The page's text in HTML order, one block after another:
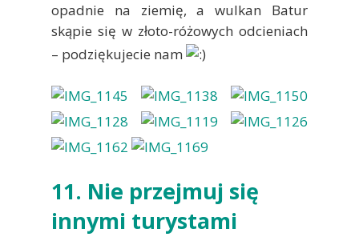
opadnie na ziemię, a wulkan Batur
skąpie się w złoto-różowych odcieniach
– podziękujecie nam
11. Nie przejmuj się
innymi turystami